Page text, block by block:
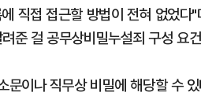
직접 접근할 방법이 전혀 없었다
준 걸 공무상비밀누설죄 구성 요
이나 직무상 비밀에 해당할 수